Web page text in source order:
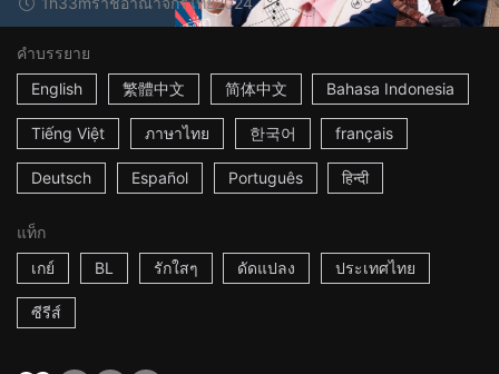
คำบรรยาย
English
繁體中文 简体中文 Bahasa Indonesia
Tiếng Việt ภาษาไทย 한국어 français
Deutsch Español Português हिन्दी
แท็ก
เกย์
BL รักใสๆ ดัดแปลง ประเทศไทย
ซีรีส์